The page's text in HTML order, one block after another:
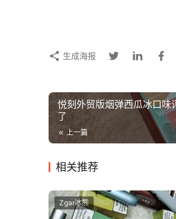
生成海报
悦刻外贸版烟弹西瓜冰口味
了
上一篇
相关推荐
Zgar冰熊